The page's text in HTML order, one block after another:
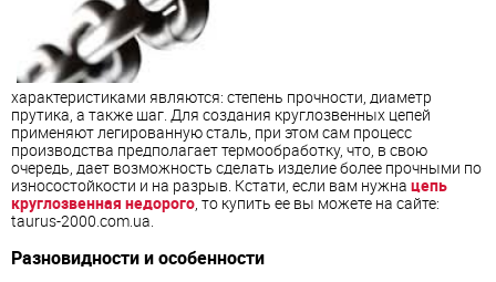
характеристиками являются: степень прочности, диаметр
прутика, а также шаг. Для создания круглозвенных цепей
применяют легированную сталь, при этом сам процесс
производства предполагает термообработку, что, в свою
очередь, дает возможность сделать изделие более прочными по
износостойкости и на разрыв. Кстати, если вам нужна цепь
круглозвенная недорого , то купить ее вы можете на сайте:
taurus-2000.com.ua.
Разновидности и особенности